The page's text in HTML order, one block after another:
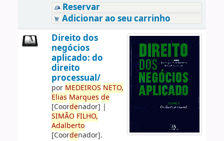
Reservar
Adicionar ao seu carrinho
Direito dos
negócios
aplicado: do
direito
processual/
por MEDEIROS NETO,
Elias Marques de
[Coordenador] |
SIMÃO FILHO,
Adalberto
[Coordenador].